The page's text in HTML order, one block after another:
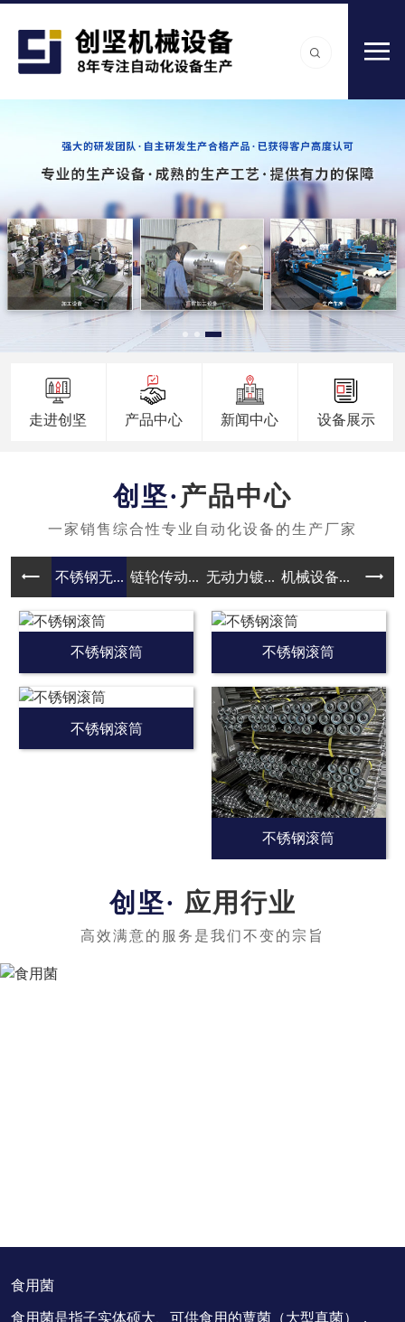
走进创坚 产品中心 新闻中心 设备展示
产品中心
不锈钢无... 链轮传动... 无动力镀... 机械设备... 无动
不锈钢滚筒 不锈钢滚筒
不锈钢滚筒
不锈钢滚筒
应用行业
食用菌
食用菌是指子实体硕大、可供食用的蕈菌（大型真菌），